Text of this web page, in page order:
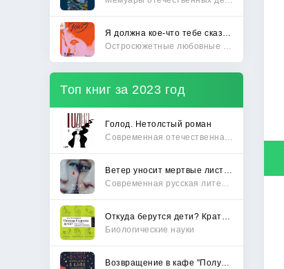
Топ книг за 2023 год
Голод. Нетолстый роман
Биологические науки